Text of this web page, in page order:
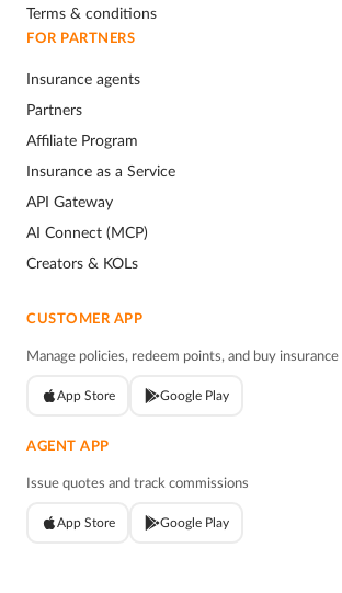
Terms & conditions
FOR PARTNERS
Insurance agents
Partners
Affiliate Program
Insurance as a Service
API Gateway
AI Connect (MCP)
Creators & KOLs
CUSTOMER APP
Manage policies, redeem points, and buy insurance
App Store Google Play
AGENT APP
Issue quotes and track commissions
App Store Google Play